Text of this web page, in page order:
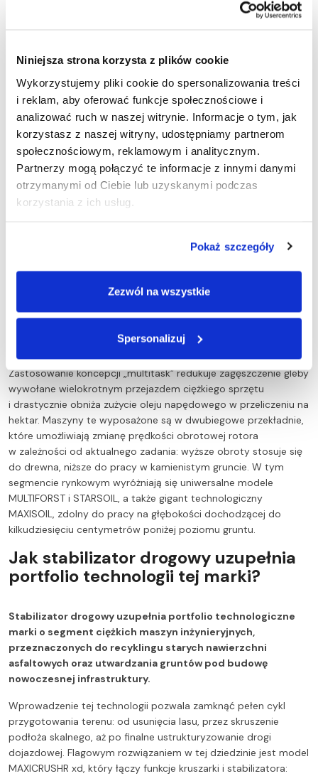
Niniejsza strona korzysta z plików cookie
Wykorzystujemy pliki cookie do spersonalizowania treści
i reklam, aby oferować funkcje społecznościowe i
analizować ruch w naszej witrynie. Informacje o tym, jak
korzystasz z naszej witryny, udostępniamy partnerom
społecznościowym, reklamowym i analitycznym.
Partnerzy mogą połączyć te informacje z innymi danymi
otrzymanymi od Ciebie lub uzyskanymi podczas
korzystania z ich usług.
Pokaż szczegóły
Zezwól na wszystkie
Spersonalizuj
gruz) poprzez zgniatanie między dwiema szczękami i są
i przemyśle wydobywczym z uwagi na solidną konstrukcję.
Wersje stacjonarne są idealne do stałych zakładów, podczas
gdy wersje mobilne podwieszane pod ciągnik sprawdzają się
w wielu rotacyjnych lokalizacjach. Przy wyborze należy
pamiętać, że wilgotny materiał może zatykać komory modeli
stożkowych, dlatego do trudnego, kleistego podłoża lepiej
sprawdzają się modele udarowe lub szczękowe o zwiększonych
otworach załadowczych.
maszyny wielofunkcyjne do gruntu?
Nowoczesne maszyny wielofunkcyjne projektuje się w celu
maksymalizacji opłacalności ekonomicznej poprzez
połączenie funkcji powierzchniowego rozdrabniania
gleby w jednym przejeździe roboczym.
Zastosowanie koncepcji „multitask” redukuje zagęszczenie gleby
wywołane wielokrotnym przejazdem ciężkiego sprzętu
i drastycznie obniża zużycie oleju napędowego w przeliczeniu na
hektar. Maszyny te wyposażone są w dwubiegowe przekładnie,
które umożliwiają zmianę prędkości obrotowej rotora
w zależności od aktualnego zadania: wyższe obroty stosuje się
do drewna, niższe do pracy w kamienistym gruncie. W tym
segmencie rynkowym wyróżniają się uniwersalne modele
MULTIFORST i STARSOIL, a także gigant technologiczny
MAXISOIL, zdolny do pracy na głębokości dochodzącej do
kilkudziesięciu centymetrów poniżej poziomu gruntu.
Jak stabilizator drogowy uzupełnia
portfolio technologii tej marki?
Stabilizator drogowy uzupełnia portfolio technologiczne
marki o segment ciężkich maszyn inżynieryjnych,
przeznaczonych do recyklingu starych nawierzchni
asfaltowych oraz utwardzania gruntów pod budowę
nowoczesnej infrastruktury.
Wprowadzenie tej technologii pozwala zamknąć pełen cykl
przygotowania terenu: od usunięcia lasu, przez skruszenie
podłoża skalnego, aż po finalne ustrukturyzowanie drogi
dojazdowej. Flagowym rozwiązaniem w tej dziedzinie jest model
MAXICRUSHR xd, który łączy funkcje kruszarki i stabilizatora: